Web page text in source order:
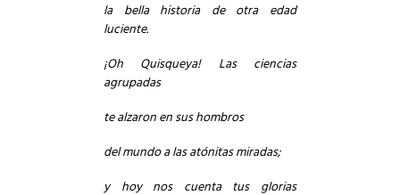
la bella historia de otra edad
luciente.
¡Oh Quisqueya! Las ciencias
agrupadas
te alzaron en sus hombros
del mundo a las atónitas miradas;
y hoy nos cuenta tus glorias